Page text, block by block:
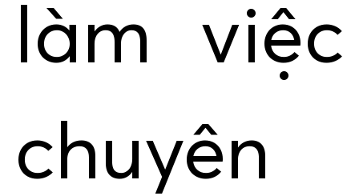
làm việc
chuyên